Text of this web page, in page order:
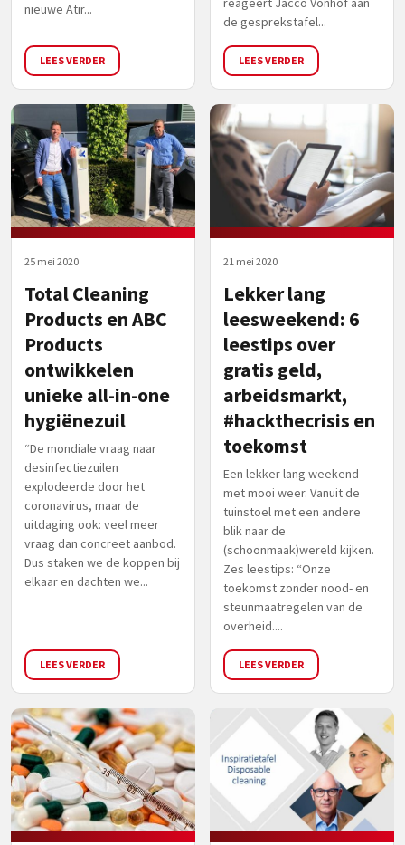
nieuwe Atir...
LEES VERDER
de gesprekstafel...
LEES VERDER
25 mei 2020
Total Cleaning
Products en ABC
Products
ontwikkelen
unieke all-in-one
hygiënezuil
“De mondiale vraag naar
desinfectiezuilen
explodeerde door het
coronavirus, maar de
uitdaging ook: veel meer
vraag dan concreet aanbod.
Dus staken we de koppen bij
elkaar en dachten we...
LEES VERDER
21 mei 2020
Lekker lang
leesweekend: 6
leestips over
gratis geld,
arbeidsmarkt,
#hackthecrisis en
toekomst
Een lekker lang weekend
met mooi weer. Vanuit de
tuinstoel met een andere
blik naar de
(schoonmaak)wereld kijken.
Zes leestips: “Onze
toekomst zonder nood- en
steunmaatregelen van de
overheid....
LEES VERDER